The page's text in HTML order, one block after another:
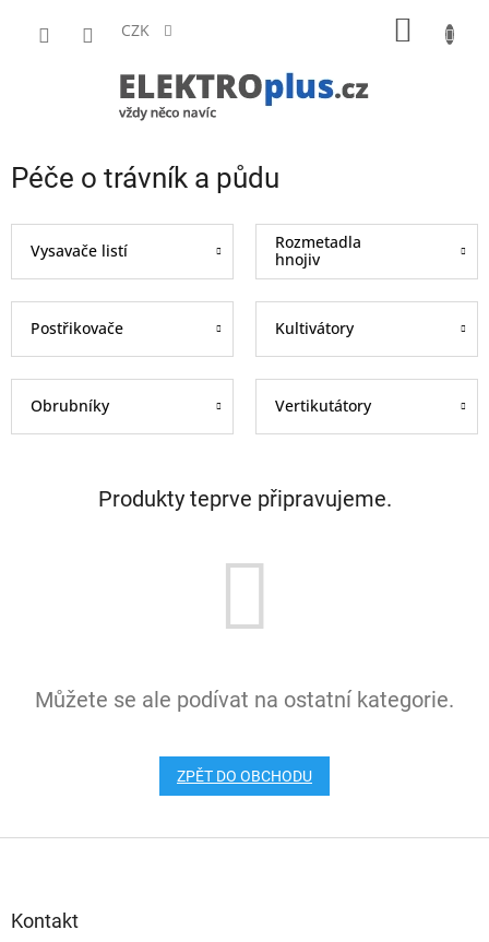
CZK
Péče o trávník a půdu
Vysavače listí
Rozmetadla
hnojiv
Postřikovače Kultivátory
Obrubníky Vertikutátory
Produkty teprve připravujeme.
Můžete se ale podívat na ostatní kategorie.
ZPĚT DO OBCHODU
Kontakt